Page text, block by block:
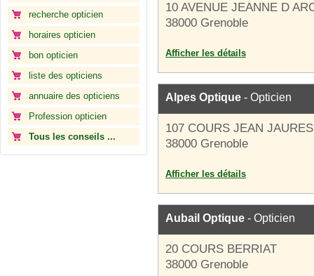
recherche opticien
horaires opticien
bon opticien
liste des opticiens
annuaire des opticiens
Profession opticien
Tous les conseils ...
10 AVENUE JEANNE D
38000 Grenoble
Afficher les détails
Alpes Optique - Opticien
107 COURS JEAN JAURES
38000 Grenoble
Afficher les détails
Aubail Optique - Opticien
20 COURS BERRIAT
38000 Grenoble